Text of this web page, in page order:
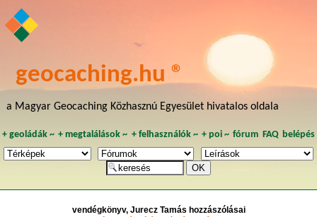
geocaching.hu ®
a Magyar Geocaching Közhasznú Egyesület hivatalos oldala
+ geoládák~ +megtalálások ~ + felhasználók~ + poi~ fórum FAQ belépés
vendégkönyv, Jurecz Tamás hozzászólásai